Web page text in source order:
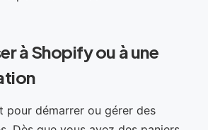
à Shopify ou à une
pour démarrer ou gérer des